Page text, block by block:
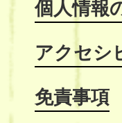
個人情報
アクセシ
免責事項